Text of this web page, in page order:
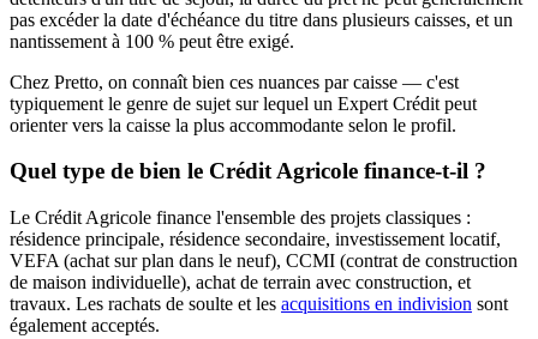
pas excéder la date d'échéance du titre dans plusieurs caisses, et un
nantissement à 100 % peut être exigé.
Chez Pretto, on connaît bien ces nuances par caisse — c'est
typiquement le genre de sujet sur lequel un Expert Crédit peut
orienter vers la caisse la plus accommodante selon le profil.
Quel type de bien le Crédit Agricole finance-t-il ?
Le Crédit Agricole finance l'ensemble des projets classiques :
résidence principale, résidence secondaire, investissement locatif,
VEFA (achat sur plan dans le neuf), CCMI (contrat de construction
de maison individuelle), achat de terrain avec construction, et
travaux. Les rachats de soulte et les acquisitions en indivision sont
également acceptés.